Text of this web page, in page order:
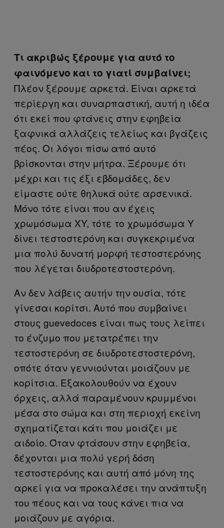
Τι ακριβώς ξέρουμε για αυτό το
φαινόμενο και το γιατί συμβαίνει;
Πλέον ξέρουμε αρκετά. Είναι αρκετά
περίεργη και συναρπαστική, αυτή η ιδέα
ότι εκεί που φτάνεις στην εφηβεία
ξαφνικά αλλάζεις τελείως και βγάζεις
πέος. Οι λόγοι πίσω από αυτό
βρίσκονται στην μήτρα. Ξέρουμε ότι
μέχρι και τις έξι εβδομάδες, δεν
είμαστε ούτε θηλυκά ούτε αρσενικά.
Μόνο τότε είναι που αν έχεις
χρωμόσωμα XY, τότε το χρωμόσωμα Υ
δίνει τεστοστερόνη και συγκεκριμένα
μια πολύ δυνατή μορφή τεστοστερόνης
που λέγεται διυδροτεστοστερόνη.
Αν δεν λάβεις αυτήν την ουσία, τότε
γίνεσαι κορίτσι. Αυτό που συμβαίνει
στους guevedoces είναι πως τους λείπει
το ένζυμο που μετατρέπει την
τεστοστερόνη σε διυδροτεστοστερόνη,
οπότε όταν γεννιούνται μοιάζουν με
κορίτσια. Εξακολουθούν να έχουν
όρχεις, αλλά παραμένουν κρυμμένοι
μέσα στο σώμα και στη περιοχή εκείνη
σχηματίζεται κάτι που μοιάζει με
αιδοίο. Όταν φτάσουν στην εφηβεία,
δέχονται μια πολύ γερή δόση
τεστοστερόνης και αυτή από μόνη της
αρκεί για να προκαλέσει την ανάπτυξη
του πέους και να τους κάνει πια να
μοιάζουν με αγόρια.